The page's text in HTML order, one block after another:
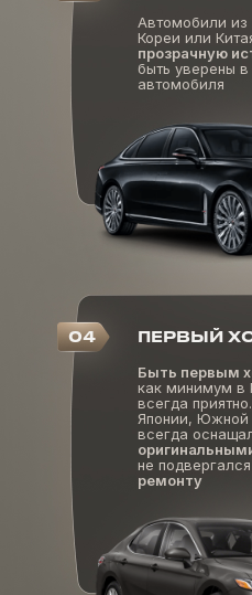
ПЕРВЫЙ
Автомобили
Кореи или
прозрачную
быть уверены в
автомобиля
Быть первым
как минимум в
всегда
Японии, Южной
всегда
не подвергался
ремонту
04